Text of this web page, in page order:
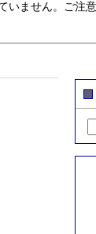
いません。ご注意